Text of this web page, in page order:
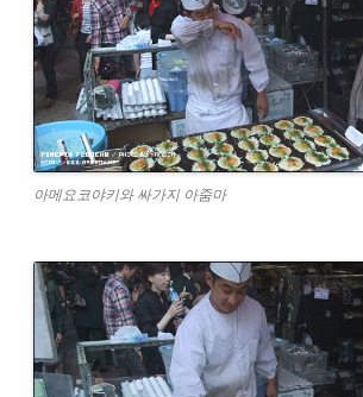
아메요코야키와 싸가지 아줌마